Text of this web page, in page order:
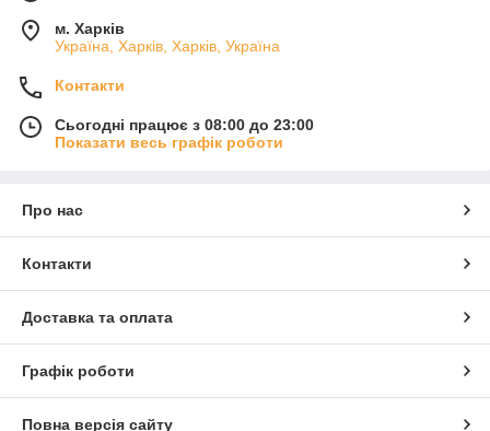
м. Харків
Україна, Харків, Харків, Україна
Контакти
Сьогодні працює з 08:00 до 23:00
Показати весь графік роботи
Про нас
Контакти
Доставка та оплата
Графік роботи
Повна версія сайту